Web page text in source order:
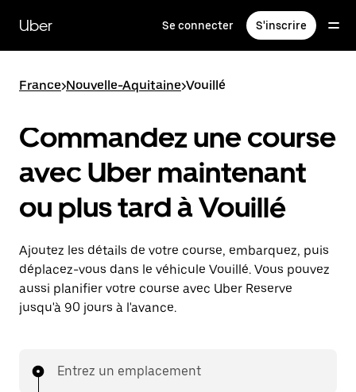
contenu
principal
Uber Se connecter S'inscrire
France>Nouvelle-Aquitaine>Vouillé
Commandez une course
avec Uber maintenant
ou plus tard à Vouillé
Ajoutez les détails de votre course, embarquez, puis
déplacez-vous dans le véhicule Vouillé. Vous pouvez
aussi planifier votre course avec Uber Reserve
jusqu'à 90 jours à l'avance.
Entrez un emplacement